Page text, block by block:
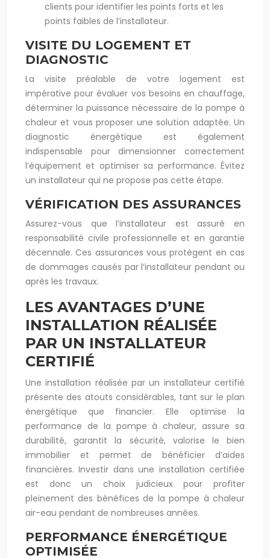
clients pour identifier les points forts et les
points faibles de l’installateur.
VISITE DU LOGEMENT ET
DIAGNOSTIC
La visite préalable de votre logement est
impérative pour évaluer vos besoins en chauffage,
déterminer la puissance nécessaire de la pompe à
chaleur et vous proposer une solution adaptée. Un
diagnostic énergétique est également
indispensable pour dimensionner correctement
l’équipement et optimiser sa performance. Évitez
un installateur qui ne propose pas cette étape.
VÉRIFICATION DES ASSURANCES
Assurez-vous que l’installateur est assuré en
responsabilité civile professionnelle et en garantie
décennale. Ces assurances vous protègent en cas
de dommages causés par l’installateur pendant ou
après les travaux.
LES AVANTAGES D’UNE
INSTALLATION RÉALISÉE
PAR UN INSTALLATEUR
CERTIFIÉ
Une installation réalisée par un installateur certifié
présente des atouts considérables, tant sur le plan
énergétique que financier. Elle optimise la
performance de la pompe à chaleur, assure sa
durabilité, garantit la sécurité, valorise le bien
immobilier et permet de bénéficier d’aides
financières. Investir dans une installation certifiée
est donc un choix judicieux pour profiter
pleinement des bénéfices de la pompe à chaleur
air-eau pendant de nombreuses années.
PERFORMANCE ÉNERGÉTIQUE
OPTIMISÉE